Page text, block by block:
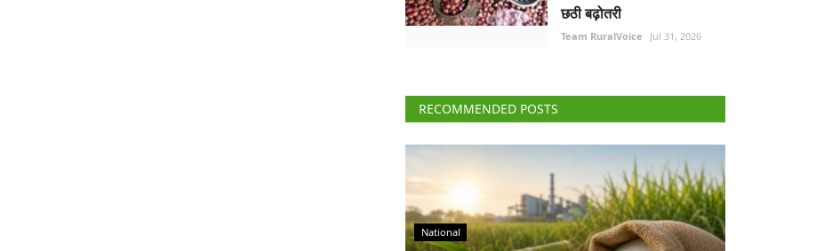
छठी बढ़ोतरी
Team RuralVoice Jul 31, 2026
RECOMMENDED POSTS
National